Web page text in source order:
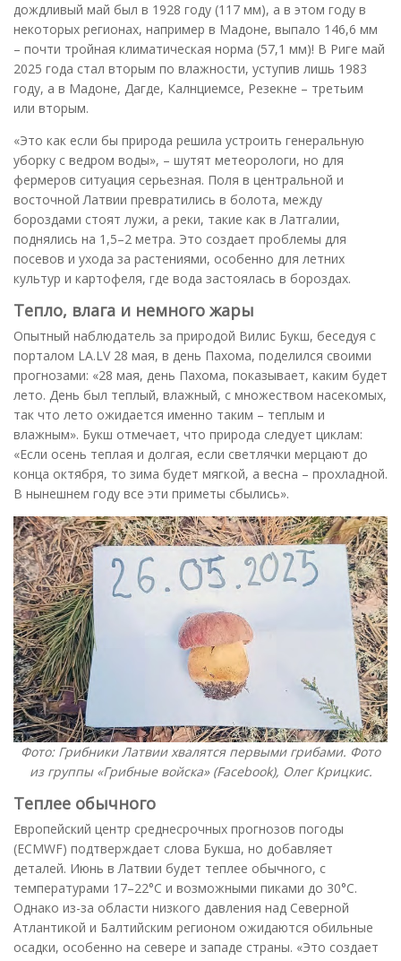
дождливый май был в 1928 году (117 мм), а в этом году в
некоторых регионах, например в Мадоне, выпало 146,6 мм
– почти тройная климатическая норма (57,1 мм)! В Риге май
2025 года стал вторым по влажности, уступив лишь 1983
году, а в Мадоне, Дагде, Калнциемсе, Резекне – третьим
или вторым.
«Это как если бы природа решила устроить генеральную
уборку с ведром воды», – шутят метеорологи, но для
фермеров ситуация серьезная. Поля в центральной и
восточной Латвии превратились в болота, между
бороздами стоят лужи, а реки, такие как в Латгалии,
поднялись на 1,5–2 метра. Это создает проблемы для
посевов и ухода за растениями, особенно для летних
культур и картофеля, где вода застоялась в бороздах.
Тепло, влага и немного жары
Опытный наблюдатель за природой Вилис Букш, беседуя с
порталом LA.LV 28 мая, в день Пахома, поделился своими
прогнозами: «28 мая, день Пахома, показывает, каким будет
лето. День был теплый, влажный, с множеством насекомых,
так что лето ожидается именно таким – теплым и
влажным». Букш отмечает, что природа следует циклам:
«Если осень теплая и долгая, если светлячки мерцают до
конца октября, то зима будет мягкой, а весна – прохладной.
В нынешнем году все эти приметы сбылись».
Фото: Грибники Латвии хвалятся первыми грибами. Фото
из группы «Грибные войска» (Facebook), Олег Крицкис.
Теплее обычного
Европейский центр среднесрочных прогнозов погоды
(ECMWF) подтверждает слова Букша, но добавляет
деталей. Июнь в Латвии будет теплее обычного, с
температурами 17–22°C и возможными пиками до 30°C.
Однако из-за области низкого давления над Северной
Атлантикой и Балтийским регионом ожидаются обильные
осадки, особенно на севере и западе страны. «Это создает